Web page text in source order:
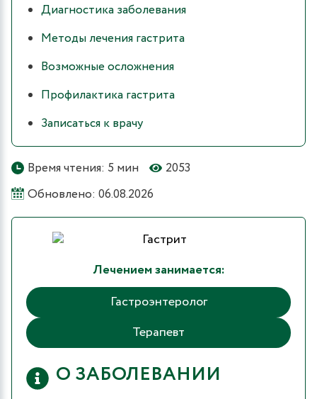
Время чтения: 5 мин
2053
Обновлено: 06.08.2026
Лечением занимается:
Гастроэнтеролог
Терапевт
О ЗАБОЛЕВАНИИ
Диагностика заболевания
Методы лечения гастрита
Возможные осложнения
Профилактика гастрита
Записаться к врачу